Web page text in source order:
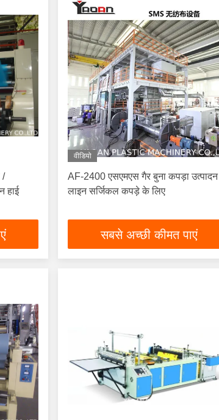
/
हाई
वीडियो
AF-2400 एसएमएस गैर बुना कपड़ा उत्पादन
लाइन सर्जिकल कपड़े के लिए
सबसे अच्छी कीमत पाएं